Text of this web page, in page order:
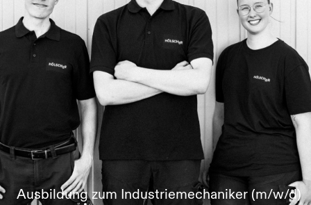
Ausbildung zum Industriemechaniker (m/w/d)